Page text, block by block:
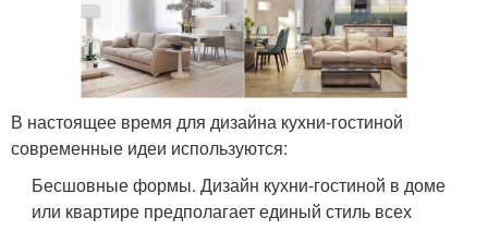
В настоящее время для дизайна кухни-гостиной
современные идеи используются:
Бесшовные формы. Дизайн кухни-гостиной в доме
или квартире предполагает единый стиль всех